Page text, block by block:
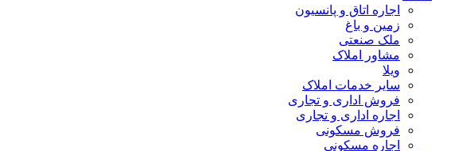
اجاره اتاق و پانسیون
زمین و باغ
ملک صنعتی
مشاور املاک
ویلا
سایر خدمات املاک
فروش اداری و تجاری
اجاره اداری و تجاری
فروش مسکونی
اجاره مسکونی